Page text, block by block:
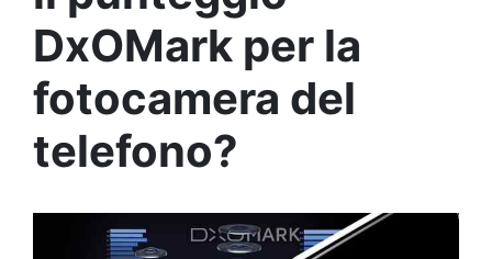
DxOMark per la
fotocamera del
telefono?